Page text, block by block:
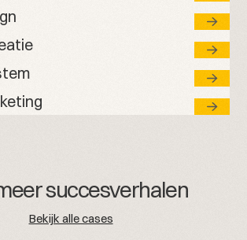
succesverhalen
Bekijk alle cases